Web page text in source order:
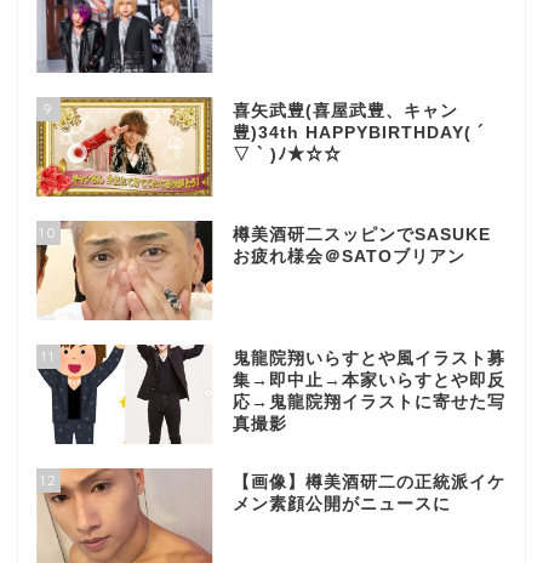
9
喜矢武豊(喜屋武豊、キャン
豊)34th HAPPYBIRTHDAY( ´
▽ ` )ﾉ★☆☆
10
樽美酒研二スッピンでSASUKE
お疲れ様会＠SATOブリアン
11
鬼龍院翔いらすとや風イラスト募
集→即中止→本家いらすとや即反
応→鬼龍院翔イラストに寄せた写
真撮影
12
【画像】樽美酒研二の正統派イケ
メン素顔公開がニュースに